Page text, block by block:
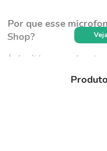
Por que esse
Shop?
Áudio nítido que prende a
Reduz ruídos e melhora a